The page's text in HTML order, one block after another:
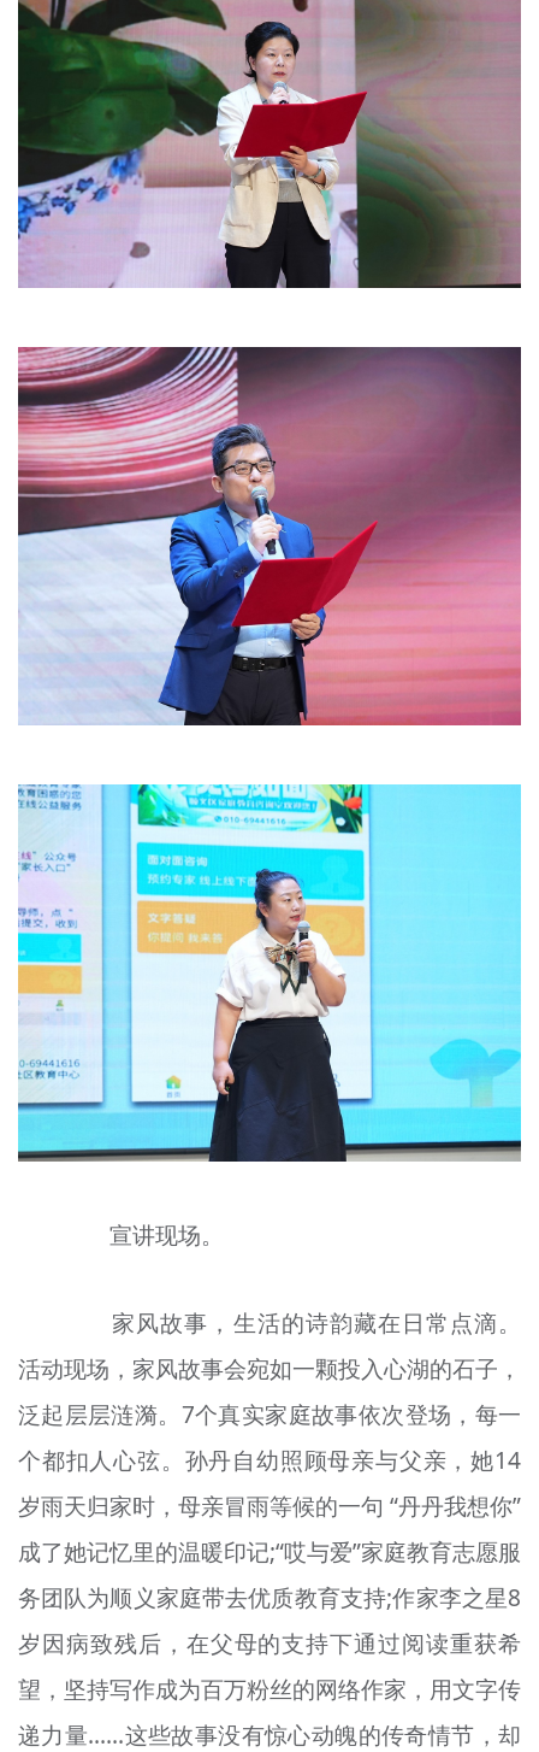
宣讲现场。
家风故事，生活的诗韵藏在日常点滴。
活动现场，家风故事会宛如一颗投入心湖的石子，
泛起层层涟漪。7个真实家庭故事依次登场，每一
个都扣人心弦。孙丹自幼照顾母亲与父亲，她14
岁雨天归家时，母亲冒雨等候的一句 “丹丹我想你”
成了她记忆里的温暖印记;“哎与爱”家庭教育志愿服
务团队为顺义家庭带去优质教育支持;作家李之星8
岁因病致残后，在父母的支持下通过阅读重获希
望，坚持写作成为百万粉丝的网络作家，用文字传
递力量……这些故事没有惊心动魄的传奇情节，却